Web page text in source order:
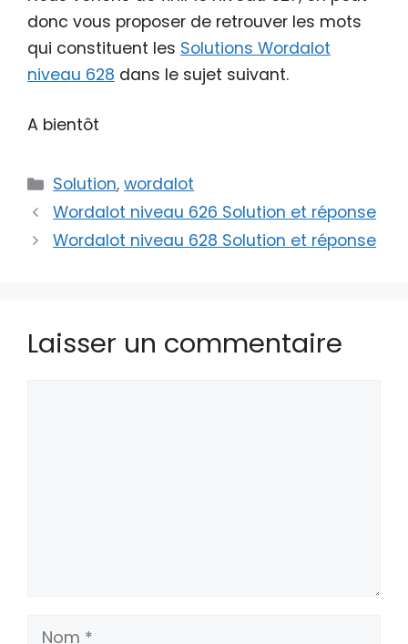
donc vous proposer de retrouver les mots
qui constituent les Solutions Wordalot
niveau 628 dans le sujet suivant.
A bientôt
Catégories
Solution,wordalot
Wordalot niveau 626 Solution et réponse
Wordalot niveau 628 Solution et réponse
Laisser un commentaire
Nom